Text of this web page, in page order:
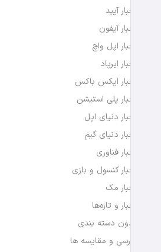
اخبار آیپد
اخبار آیفون
اخبار اپل واچ
اخبار ایرپاد
اخبار ایکس باکس
اخبار پلی استیشن
اخبار دنیای اپل
اخبار دنیای گیم
اخبار فناوری
اخبار کنسول و بازی
اخبار مک
اخبار و تازه‌ها
بدون دسته بندی
بررسی و مقایسه ها